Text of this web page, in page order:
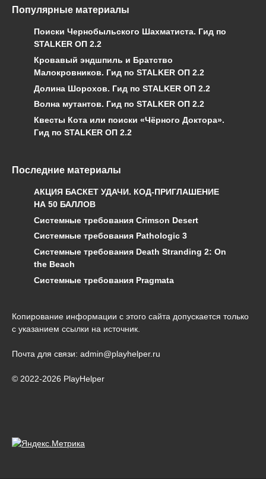
Популярные материалы
Поиски Чернобыльского Шахматиста. Гид по
STALKER ОП 2.2
Кровавый эндшпиль и Братство
Малокровников. Гид по STALKER ОП 2.2
Долина Шорохов. Гид по STALKER ОП 2.2
Волна мутантов. Гид по STALKER ОП 2.2
Квесты Кота или поиски «Чёрного Доктора».
Гид по STALKER ОП 2.2
Последние материалы
АКЦИЯ БАСКЕТ УДАЧИ. КОД-ПРИГЛАШЕНИЕ
НА 50 БАЛЛОВ
Системные требования Crimson Desert
Системные требования Pathologic 3
Системные требования Death Stranding 2: On
the Beach
Системные требования Pragmata
Копирование информации с этого сайта допускается только
с указанием ссылки на источник.
Почта для связи: admin@playhelper.ru
© 2022-2026 PlayHelper